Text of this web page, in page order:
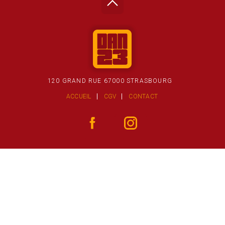
120 GRAND RUE 67000 STRASBOURG
ACCUEIL CGV CONTACT